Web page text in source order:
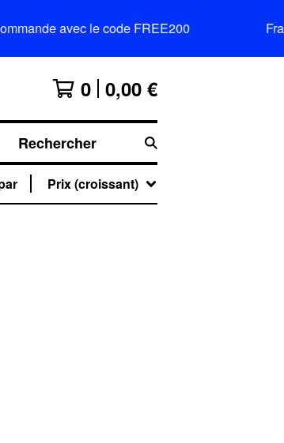
avec le code FREE200
0 0,00 €
Rechercher
Prix (croissant)